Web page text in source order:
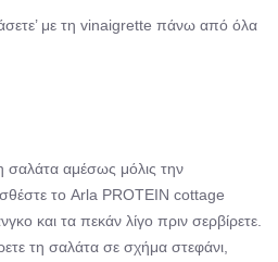
με τη vinaigrette πάνω από όλα
σαλάτα αμέσως μόλις την
το Arla PROTEIN cottage
και τα πεκάν λίγο πριν σερβίρετε.
τη σαλάτα σε σχήμα στεφάνι,